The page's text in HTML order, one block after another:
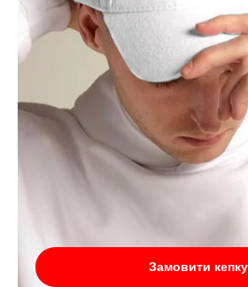
Замовити кепку